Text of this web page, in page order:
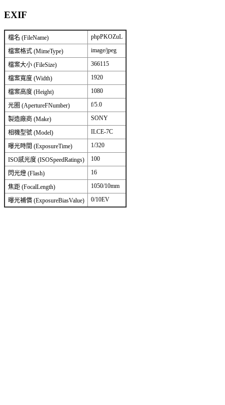
EXIF
檔名 (FileName) phpPKOZuL
檔案格式 (MimeType) image/jpeg
檔案大小 (FileSize) 366115
檔案寬度 (Width) 1920
檔案高度 (Height) 1080
光圈 (ApertureFNumber) f/5.0
製造廠商 (Make) SONY
相機型號 (Model) ILCE-7C
曝光時間 (ExposureTime) 1/320
ISO感光度 (ISOSpeedRatings) 100
閃光燈 (Flash) 16
焦距 (FocalLength) 1050/10mm
曝光補償 (ExposureBiasValue) 0/10EV